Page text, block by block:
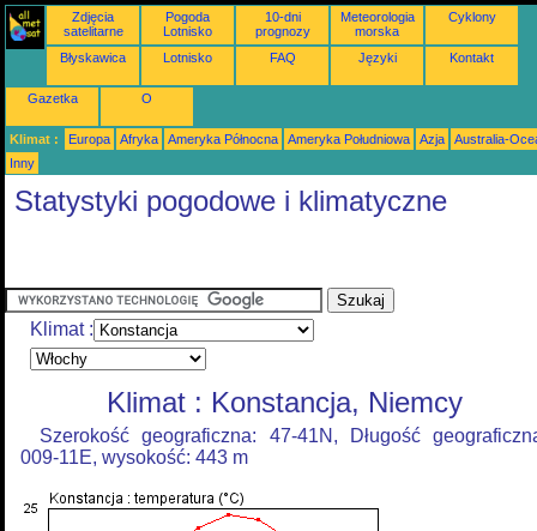
Zdjęcia
satelitarne
Pogoda
Lotnisko
10-dni
prognozy
Meteorologia
morska
Cyklony
Błyskawica Lotnisko FAQ Języki Kontakt
Gazetka O
Klimat : Europa Afryka Ameryka Północna Ameryka Południowa Azja
Australia-
Inny
Statystyki pogodowe i klimatyczne
Klimat :
Klimat : Konstancja, Niemcy
Szerokość geograficzna: 47-41N, Długość
009-11E, wysokość: 443 m